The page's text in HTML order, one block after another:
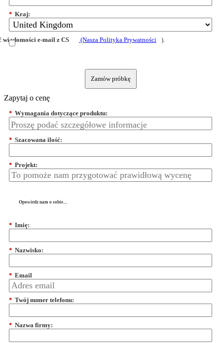
* Kraj:
e-mail z CS (Nasza Polityka Prywatności ).
Zamów próbkę
Zapytaj o cenę
* Wymagania dotyczące produktu:
* Szacowana ilość:
* Projekt:
Opowiedz nam o sobie....
* Imię:
* Nazwisko:
* Email
* Twój numer telefonu:
* Nazwa firmy: